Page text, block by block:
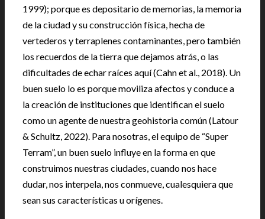
1999); porque es depositario de memorias, la memoria
de la ciudad y su construcción física, hecha de
vertederos y terraplenes contaminantes, pero también
los recuerdos de la tierra que dejamos atrás, o las
dificultades de echar raíces aquí (Cahn et al., 2018). Un
buen suelo lo es porque moviliza afectos y conduce a
la creación de instituciones que identifican el suelo
como un agente de nuestra geohistoria común (Latour
& Schultz, 2022). Para nosotras, el equipo de “Super
Terram”, un buen suelo influye en la forma en que
construimos nuestras ciudades, cuando nos hace
dudar, nos interpela, nos conmueve, cualesquiera que
sean sus características u orígenes.